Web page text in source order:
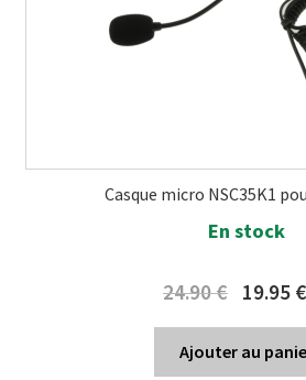
Casque micro NSC35K1
En stock
24.90€
Original
19.95 €
Ajouter au